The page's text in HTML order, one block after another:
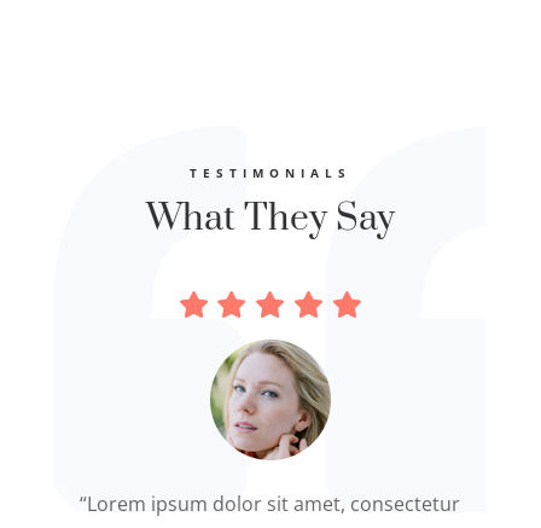
TESTIMONIALS
What They Say
“Lorem ipsum dolor sit amet, consectetur
“Lorem ipsum dolor sit amet, consectetur